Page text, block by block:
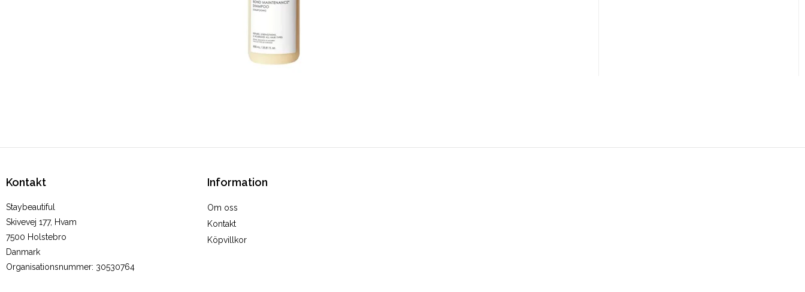
Kontakt
Staybeautiful
Skivevej 177, Hvam
7500 Holstebro
Danmark
Organisationsnummer: 30530764
Information
Om oss
Kontakt
Köpvillkor